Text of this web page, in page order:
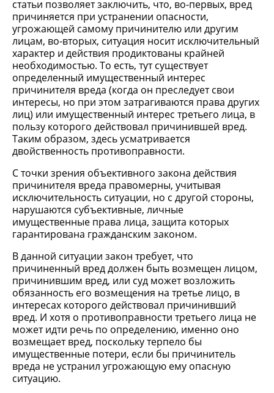
статьи позволяет заключить, что, во-первых, вред
причиняется при устранении опасности,
угрожающей самому причинителю или другим
лицам, во-вторых, ситуация носит исключительный
характер и действия продиктованы крайней
необходимостью. То есть, тут существует
определенный имущественный интерес
причинителя вреда (когда он преследует свои
интересы, но при этом затрагиваются права других
лиц) или имущественный интерес третьего лица, в
пользу которого действовал причинившей вред.
Таким образом, здесь усматривается
двойственность противоправности.
С точки зрения объективного закона действия
причинителя вреда правомерны, учитывая
исключительность ситуации, но с другой стороны,
нарушаются субъективные, личные
имущественные права лица, защита которых
гарантирована гражданским законом.
В данной ситуации закон требует, что
причиненный вред должен быть возмещен лицом,
причинившим вред, или суд может возложить
обязанность его возмещения на третье лицо, в
интересах которого действовал причинивший
вред. И хотя о противоправности третьего лица не
может идти речь по определению, именно оно
возмещает вред, поскольку терпело бы
имущественные потери, если бы причинитель
вреда не устранил угрожающую ему опасную
ситуацию.